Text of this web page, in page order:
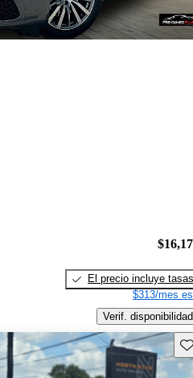
El precio incluye tasas
$313/mes
Verif. disponibilidad